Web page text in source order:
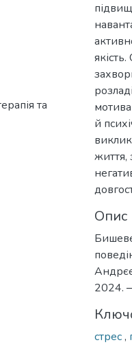
та
й
життя,
Опис
2024.
стрес,